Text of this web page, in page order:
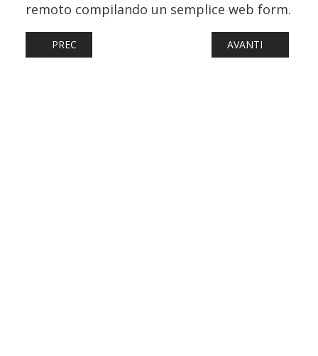
remoto compilando un semplice web form.
ARTICOLO PRECEDENTE: FERROVIE: ARRIVANO LE
PREC ARTICOLO
AVANTI